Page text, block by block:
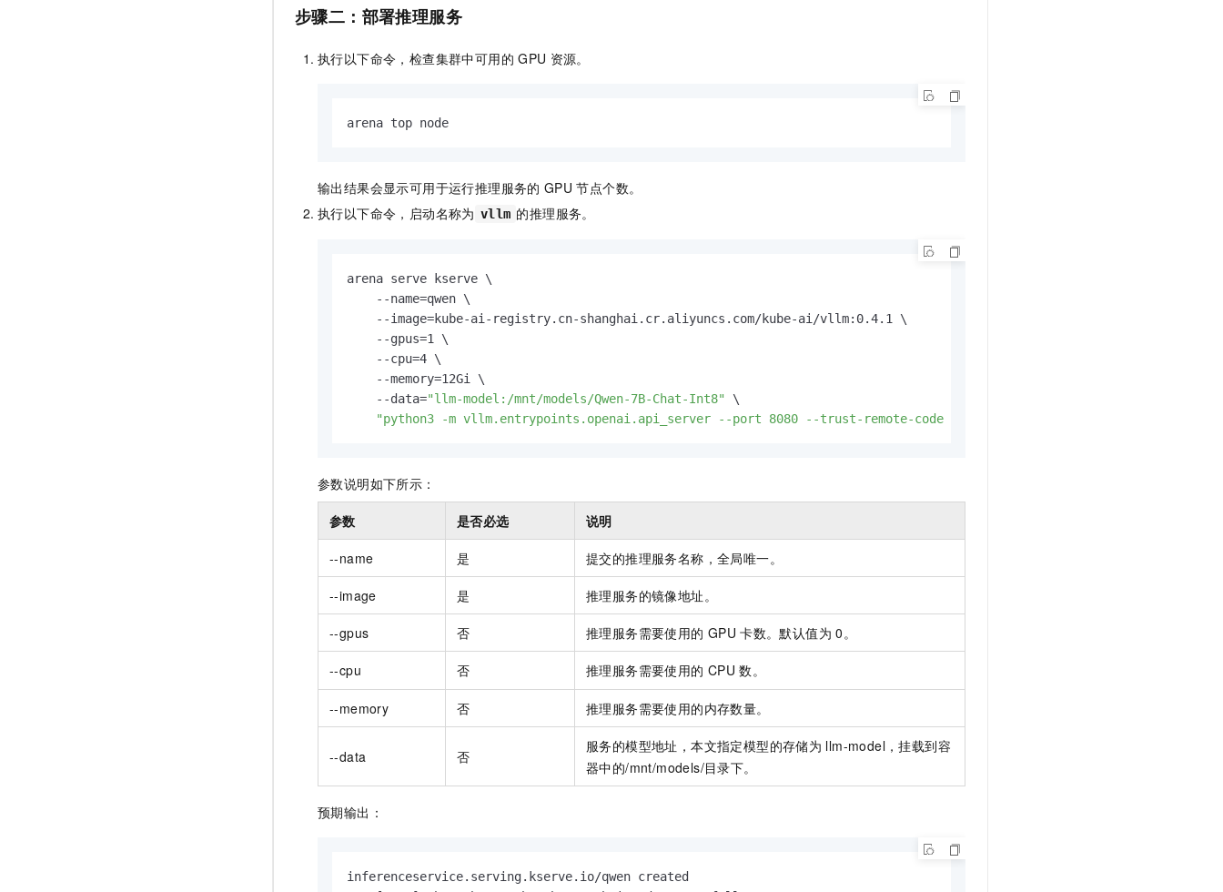
步骤二：部署推理服务
执行以下命令，检查集群中可用的 GPU 资源。
arena top node
输出结果会显示可用于运行推理服务的 GPU 节点个数。
执行以下命令，启动名称为 vllm 的推理服务。
arena serve kserve \
    --name=qwen \
    --image=kube-ai-registry.cn-shanghai.cr.aliyuncs.com/kube-ai/vllm:0.4.1 \
    --gpus=1 \
    --cpu=4 \
    --memory=12Gi \
    --data=
"llm-model:/mnt/models/Qwen-7B-Chat-Int8"
\
"python3 -m vllm.entrypoints.openai.api_server --port 8080 --trust-remote-code --served-model-name qwen --model /
参数说明如下所示：
参数 是否必选 说明
--name 是 提交的推理服务名称，全局唯一。
--image 是 推理服务的镜像地址。
--gpus 否 推理服务需要使用的 GPU 卡数。默认值为 0。
--cpu 否 推理服务需要使用的 CPU 数。
--memory 否 推理服务需要使用的内存数量。
--data 否
服务的模型地址，本文指定模型的存储为 llm-model，挂载到容
器中的/mnt/models/目录下。
预期输出：
inferenceservice.serving.kserve.io/qwen created